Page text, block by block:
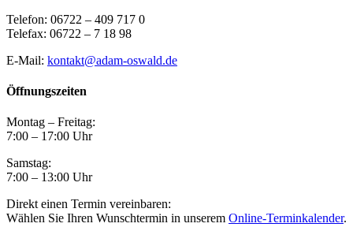
Telefon: 06722 – 409 717 0
Telefax: 06722 – 7 18 98
E-Mail: kontakt@adam-oswald.de
Öffnungszeiten
Montag – Freitag:
7:00 – 17:00 Uhr
Samstag:
7:00 – 13:00 Uhr
Direkt einen Termin vereinbaren:
Wählen Sie Ihren Wunschtermin in unserem Online-Terminkalender.